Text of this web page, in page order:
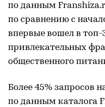
по данным
по сравнению с
впервые вошел в
привлекательных
общественного
Более 45% запросов
по данным каталога